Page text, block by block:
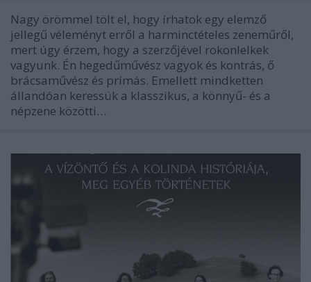
Nagy örömmel tölt el, hogy írhatok egy elemző
jellegű véleményt erről a harminctételes zeneműről,
mert úgy érzem, hogy a szerzőjével rokonlelkek
vagyunk. Én hegedűművész vagyok és kontrás, ő
brácsaművész és prímás. Emellett mindketten
állandóan keressük a klasszikus, a könnyű- és a
népzene közötti…